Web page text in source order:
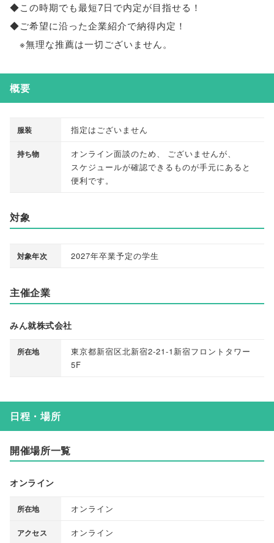
◆この時期でも最短7日で内定が目指せる！
◆ご希望に沿った企業紹介で納得内定！
※無理な推薦は一切ございません。
概要
服装 指定はございません
持ち物 オンライン面談のため、 ございませんが、
スケジュールが確認できるものが手元にあると
便利です。
対象
対象年次 2027年卒業予定の学生
主催企業
みん就株式会社
所在地
東京都新宿区北新宿2-21-1新宿フロントタワー
5F
日程・場所
開催場所一覧
オンライン
所在地 オンライン
アクセス オンライン